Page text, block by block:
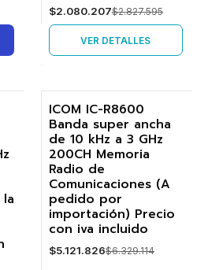
$2.080.207$2.827.595
VER DETALLES
-19%
Agotado
ICOM IC-R8600
Banda super ancha
de 10 kHz a 3 GHz
200CH Memoria
Radio de
Comunicaciones (A
pedido por
importación) Precio
con iva incluido
$5.121.826$6.329.114